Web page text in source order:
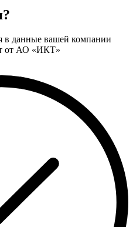
в данные вашей компании
от АО «ИКТ»